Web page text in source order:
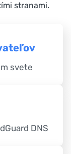
stranami.
svete
DNS